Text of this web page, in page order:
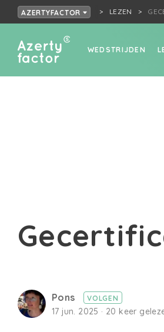
AZERTYFACTOR LEZEN
WEDSTRIJDEN
Pons VOLGEN
17 jun. 2025 · 20 keer